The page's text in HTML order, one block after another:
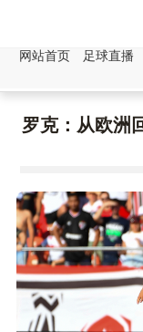
网站首页 足球直播
罗克：从欧洲